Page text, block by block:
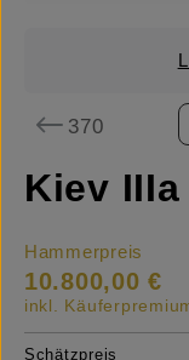
370
Kiev
Hammerpreis
10.800,00 €
inkl.
Schätzpreis